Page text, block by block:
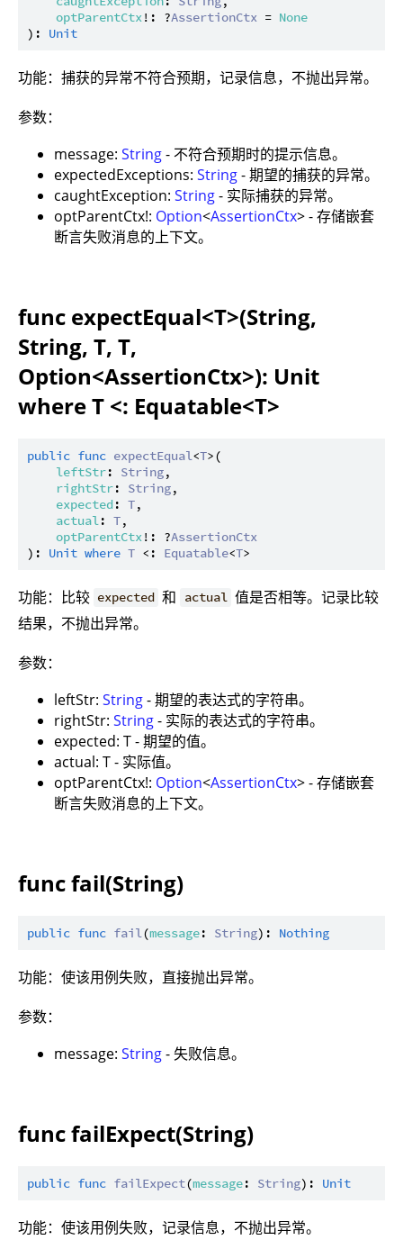
optParentCtx!: ?AssertionCtx = None
): Unit
功能：捕获的异常不符合预期，记录信息，不抛出异常。
参数：
message: String- 不符合预期时的提示信息。
expectedExceptions: String- 期望的捕获的异常。
caughtException: String- 实际捕获的异常。
optParentCtx!: Option<AssertionCtx> - 存储嵌套
断言失败消息的上下文。
func expectEqual<T>(String,
String, T, T,
Option<AssertionCtx>): Unit
where T <: Equatable<T>
public func expectEqual<T>(
leftStr: String,
rightStr: String,
expected: T,
actual: T,
optParentCtx!: ?AssertionCtx
): Unit where T <: Equatable<T
功能：比较 expected 和 actual 值是否相等。记录比较
结果，不抛出异常。
参数：
leftStr: String- 期望的表达式的字符串。
rightStr: String- 实际的表达式的字符串。
expected: T - 期望的值。
actual: T - 实际值。
optParentCtx!: Option<AssertionCtx> - 存储嵌套
断言失败消息的上下文。
func fail(String)
public func fail(message: String): Nothing
功能：使该用例失败，直接抛出异常。
参数：
message: String- 失败信息。
func failExpect(String)
public func failExpect(message: String): Unit
功能：使该用例失败，记录信息，不抛出异常。